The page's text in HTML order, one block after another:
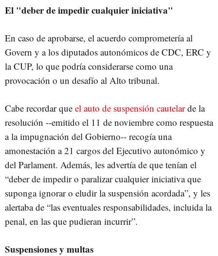
El "deber de impedir cualquier iniciativa"
En caso de aprobarse, el acuerdo comprometería al
Govern y a los diputados autonómicos de CDC, ERC y
la CUP, lo que podría considerarse como una
provocación o un desafío al Alto tribunal.
Cabe recordar que el auto de suspensión cautelarde la
resolución --emitido el 11 de noviembre como respuesta
a la impugnación del Gobierno-- recogía una
amonestación a 21 cargos del Ejecutivo autonómico y
del Parlament. Además, les advertía de que tenían el
“deber de impedir o paralizar cualquier iniciativa que
suponga ignorar o eludir la suspensión acordada”, y les
alertaba de “las eventuales responsabilidades, incluida la
penal, en las que pudieran incurrir”.
Suspensiones y multas